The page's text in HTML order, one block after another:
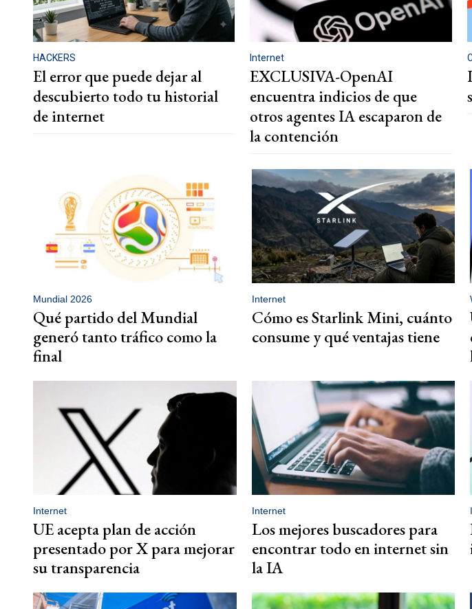
HACKERS
El error que puede dejar al
descubierto todo tu historial
de internet
Internet
EXCLUSIVA-OpenAI
encuentra indicios de que
otros agentes IA escaparon de
la contención
Mundial 2026
Qué partido del Mundial
generó tanto tráfico como la
final
Internet
Cómo es Starlink Mini, cuánto
consume y qué ventajas tiene
Internet
UE acepta plan de acción
presentado por X para mejorar
su transparencia
Internet
Los mejores buscadores para
encontrar todo en internet sin
la IA